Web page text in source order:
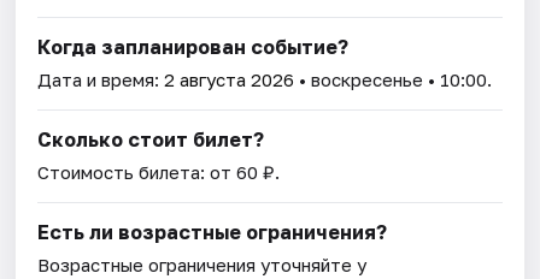
Когда запланирован событие?
Дата и время:2 августа 2026 • воскресенье • 10:00.
Сколько стоит билет?
Стоимость билета: от 60 ₽.
Есть ли возрастные ограничения?
Возрастные ограничения уточняйте у